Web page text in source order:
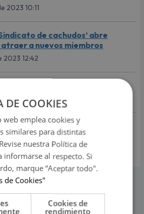
2023 10:11
de cachudos’ abre
a nuevos miembros
2023 12:42
solo en taxi por aplicativo
2023 17:55
para ingresar a hotel que ofrecía
“Ahorro es progreso”
2023 16:29
DE COOKIES
web emplea cookies y
similares para distintas
nuestra Política de
informarse al respecto. Si
marque “Aceptar todo".
de Cookies"
Cookies de
rendimiento